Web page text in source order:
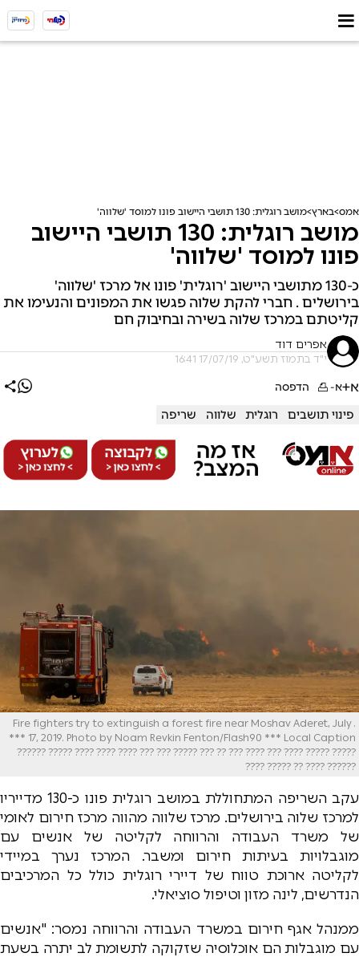
אמס בארץ מושב רוגלית: 130 תושבי היישוב פונו למוסד 'שלווה'
מושב רוגלית: 130 תושבי היישוב
פונו למוסד 'שלווה'
כ-130 מתושבי היישוב 'רוגלית' פונו אל מרכז 'שלווה'
בירושלים . חברי להקת שלוה פגשו את המפונים והנעימו את
קליטתם במרכז שלוה בשירה ובחיבוק חם
אפרים דוד
י"ד בתמוז תשע"ט, 17/07/19 16:41
א+א- הדפסה
פינוי תושבים רוגלית שלווה שריפה
. Fire fighters try to extinguish a forest fire near Moshav Aderet, July
17, 2019. Photo by Noam Revkin Fenton/Flash90 *** Local Caption ***
????? ????? ???? ??? ???? ??? ?? ??? ????? ??? ??? ???? ???? ???? ????? ??????
?????? ???? ?? ????? ????
עקב השריפה המתחוללת במושב רוגלית פונו כ-130 מדייריו
למרכז שלוה בירושלים. מרכז שלווה מהווה מרכז חירום לאומי
של משרד העבודה והרווחה לקליטה של אנשים עם
מוגבלויות בעיתות חירום ומשבר. המרכז נערך במיידי
לקליטה ארוכת טווח של דיירי רוגלית כולל כל המרכיבים
הנדרשים, לינה מזון וטיפול סוציאלי.
ממנהל אגף חירום במשרד העבודה והרווחה נמסר: "אנשים
עם מוגבלות הם אוכלוסיה שזקוקה לתשומת לב יתרה בשעת